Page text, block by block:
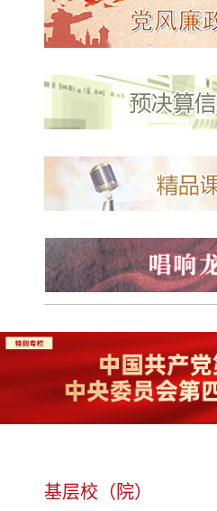
基层校（院）